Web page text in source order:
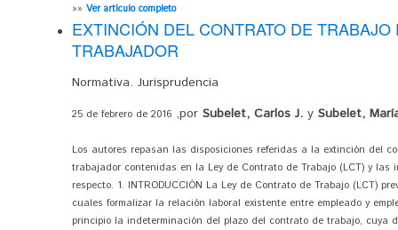
»» Ver artículo completo
EXTINCIÓN DEL CONTRATO DE
TRABAJADOR
Normativa. Jurisprudencia
25 de febrero de 2016 ,por Subelet, Carlos J. y Subelet,
Los autores repasan las disposiciones referidas a la extinción del
trabajador contenidas en la Ley de Contrato de Trabajo (LCT) y
respecto. 1. INTRODUCCIÓN La Ley de Contrato de Trabajo (LCT)
cuales formalizar la relación laboral existente entre empleado y
principio la indeterminación del plazo del contrato de trabajo, cuya